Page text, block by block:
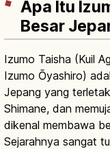
Apa Itu
Besar
Izumo Taisha (Kuil
Izumo Ōyashiro)
Jepang yang
Shimane, dan
dikenal membawa
Sejarahnya sangat